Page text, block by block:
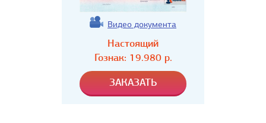
Видео документа
Настоящий
Гознак: 19.980р.